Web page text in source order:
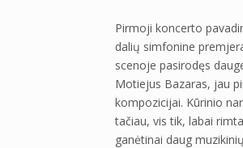
Pirmoji koncerto
dalių simfonine
scenoje pasirodęs
Motiejus Bazaras, jau
kompozicijai. Kūrinio
tačiau, vis tik, labai
ganėtinai daug